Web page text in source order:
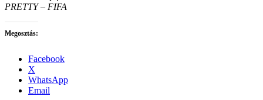
PRETTY – FIFA
Megosztás:
Facebook
X
WhatsApp
Email